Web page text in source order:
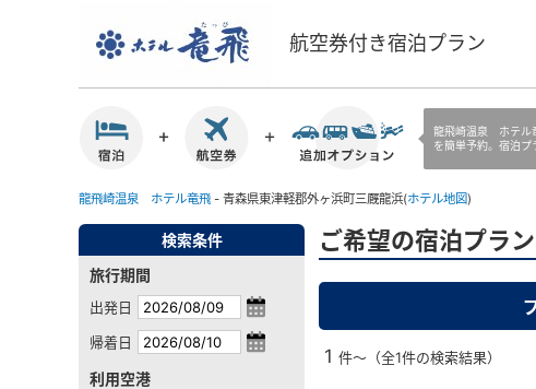
航空券付き宿泊プラン
龍飛崎温泉 ホテル
を簡単予約。宿泊プ
龍飛崎温泉 ホテル竜飛 - 青森県東津軽郡外ヶ浜町三厩龍浜(ホテル地図)
検索条件
旅行期間
出発日
帰着日
利用空港
ご希望の宿泊プラ
1 件～（全1件の検索結果）